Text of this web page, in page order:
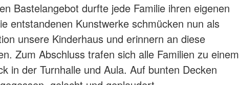
Bastelangebot durfte jede Familie ihren eigenen
entstandenen Kunstwerke schmücken nun als
unsere Kinderhaus und erinnern an diese
Zum Abschluss trafen sich alle Familien zu einem
in der Turnhalle und Aula. Auf bunten Decken